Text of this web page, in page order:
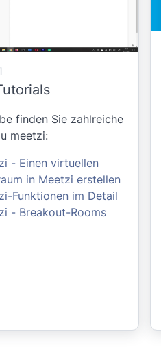
finden Sie zahlreiche
meetzi:
- Einen virtuellen
in Meetzi erstellen
Funktionen im Detail
- Breakout-Rooms